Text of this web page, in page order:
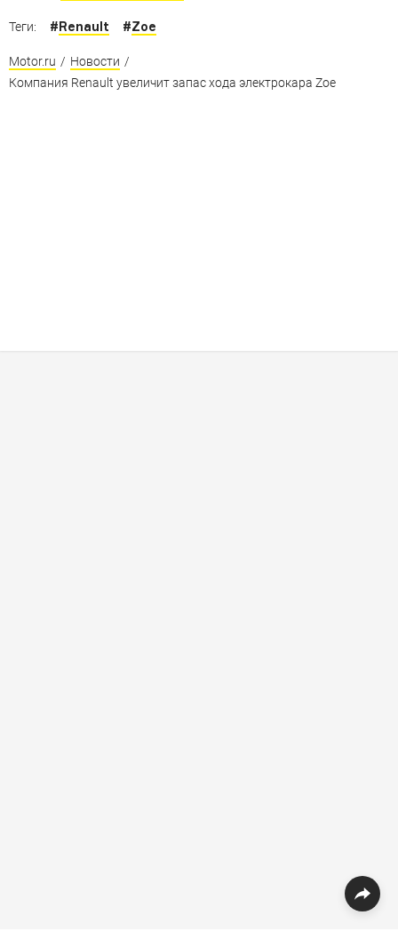
Теги: #Renault #Zoe
Motor.ru / Новости /
Компания Renault увеличит запас хода электрокара Zoe